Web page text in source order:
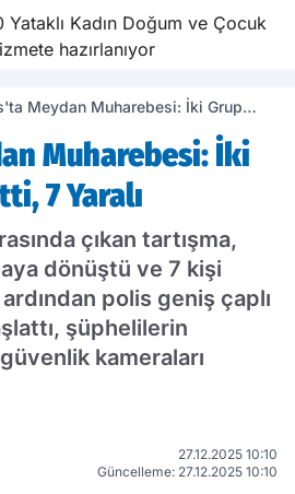
Yataklı Kadın Doğum ve Çocuk
hazırlanıyor
Meydan Muharebesi: İki Grup
Muharebesi: İki
7 Yaralı
çıkan tartışma,
dönüştü ve 7 kişi
polis geniş çaplı
şüphelilerin
kameraları
27.12.2025 10:10
Güncelleme: 27.12.2025 10:10